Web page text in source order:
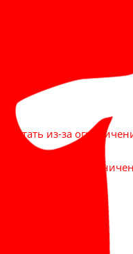
из-за
из-за